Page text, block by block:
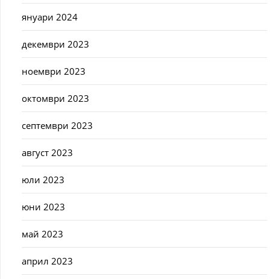
януари 2024
декември 2023
ноември 2023
октомври 2023
септември 2023
август 2023
юли 2023
юни 2023
май 2023
април 2023